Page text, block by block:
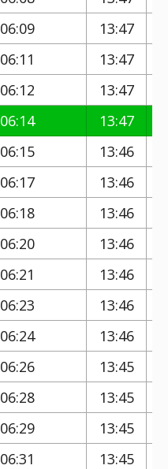
06:09 13:47
06:11 13:47
06:12 13:47
06:14 13:47
06:15 13:46
06:17 13:46
06:18 13:46
06:20 13:46
06:21 13:46
06:23 13:46
06:24 13:46
06:26 13:45
06:28 13:45
06:29 13:45
06:31 13:45